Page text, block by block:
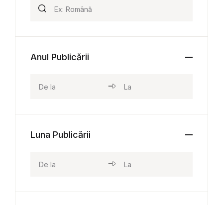
Anul Publicării
Luna Publicării